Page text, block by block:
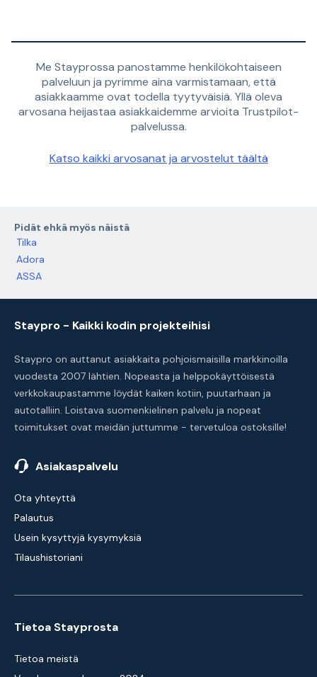
Me Stayprossa panostamme henkilökohtaiseen
palveluun ja pyrimme aina varmistamaan, että
asiakkaamme ovat todella tyytyväisiä. Yllä oleva
arvosana heijastaa asiakkaidemme arvioita Trustpilot-
palvelussa.
Katso kaikki arvosanat ja arvostelut täältä
Pidät ehkä myös näistä
Tilka
Adora
ASSA
Staypro - Kaikki kodin projekteihisi
Staypro on auttanut asiakkaita pohjoismaisilla markkinoilla
vuodesta 2007 lähtien. Nopeasta ja helppokäyttöisestä
verkkokaupastamme löydät kaiken kotiin, puutarhaan ja
autotalliin. Loistava suomenkielinen palvelu ja nopeat
toimitukset ovat meidän juttumme - tervetuloa ostoksille!
Asiakaspalvelu
Ota yhteyttä
Palautus
Usein kysyttyjä kysymyksiä
Tilaushistoriani
Tietoa Stayprosta
Tietoa meistä